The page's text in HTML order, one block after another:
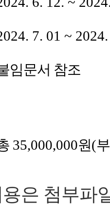
7. 01 ~
임문서 참조
35,000,000원(
은 첨부파